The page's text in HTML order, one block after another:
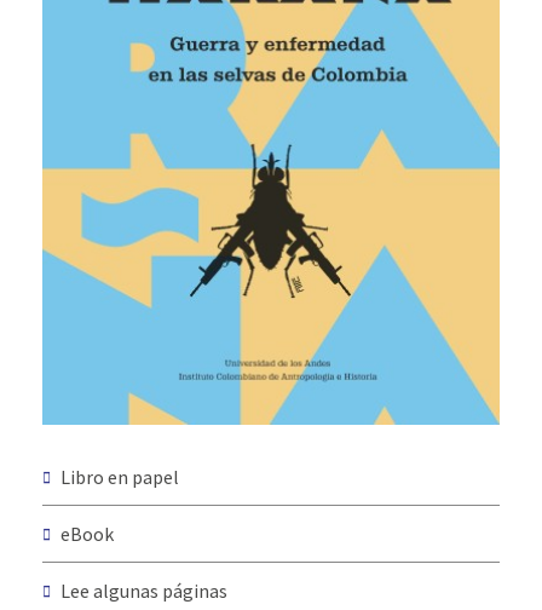
Libro en papel
eBook
Lee algunas páginas